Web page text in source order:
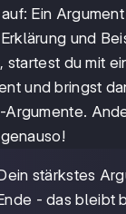
Ein
und
startest du mit
und bringst
Argumente.
stärkstes
- das bleibt